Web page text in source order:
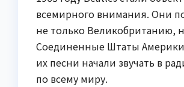
всемирного внимания. Они
не только Великобританию,
Соединенные Штаты
их песни начали звучать в
по всему миру.